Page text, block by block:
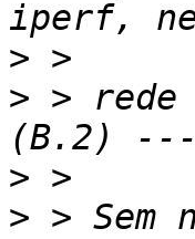
>
> >
>
> >